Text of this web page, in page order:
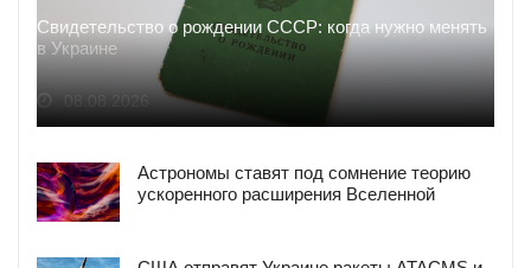
Свидетельство о рождении СССР: когда нужно менять
в Украине
08.08.2026
Астрономы ставят под сомнение теорию
ускоренного расширения Вселенной